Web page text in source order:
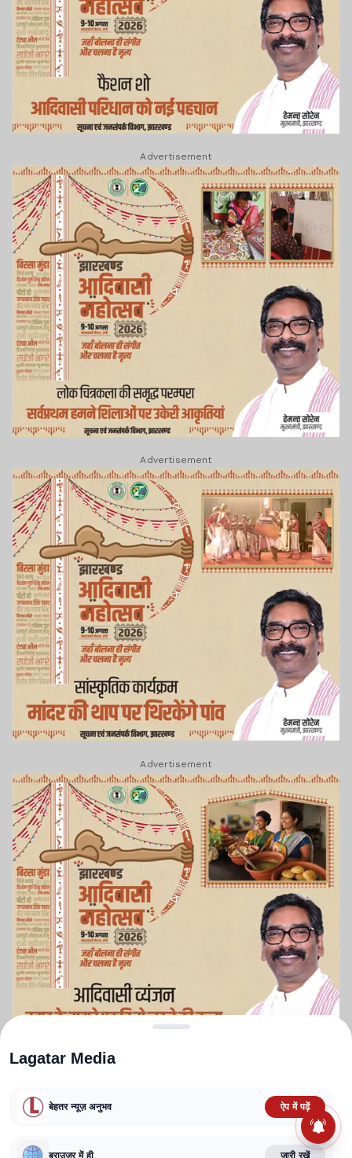
Advertisement
Advertisement
Advertisement
TERMS AND CONDITIONS
CORRECTIONS POLICY
FACT CHECKING POLICY
Lagatar Media
बेहतर न्यूज़ अनुभव ऐप में पढ़ें
ब्राउज़र में ही जारी रखें